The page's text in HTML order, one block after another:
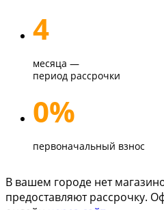
4
месяца —
период рассрочки
0%
первоначальный взнос
В вашем городе нет
предоставляют рассрочку.